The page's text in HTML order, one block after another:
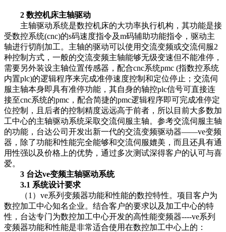
2 数控机床主轴驱动
主轴驱动系统是数控机床的大功率执行机构，其功能是接
受数控系统(cnc)的s码速度指令及m码辅助功能指令，驱动主
轴进行切削加工。主轴的驱动可以使用交流变频或交流伺服2
种控制方式，一般的交流变频主轴能够无级变速但不能准停，
需要另外装设主轴位置传感器，配合cnc系统pmc (指数控系统
内置plc)的逻辑程序来完成准停速度控制和定位停止；交流伺
服主轴本身即具有准停功能，其自身的轴控plc信号可直接连
接至cnc系统的pmc，配合简捷的pmc逻辑程序即可完成准停定
位控制，且后者的控制精度远远高于前者，所以目前大多数加
工中心的主轴驱动系统采取交流伺服主轴。参考交流伺服主轴
的功能，台达公司开发出新一代的交流变频驱动器——ve变频
器，除了功能和性能完全能够和交流伺服媲美，而且还具有通
用性强以及价格上的优势，通过多次测试深得客户的认可与喜
爱。
3 台达ve变频主轴驱动系统
3.1 系统设计要求
（1）ve系列变频器功能和性能的数控特性。项目客户为
数控加工中心知名企业。结合客户的要求以及加工中心的特
性，台达专门为数控加工中心开发的高性能变频器----ve系列
变频器功能和性能是非常适合使用在数控加工中心上的：